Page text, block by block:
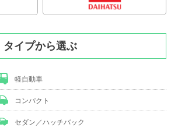
タイプから選ぶ
軽自動車
コンパクト
セダン／ハッチバック